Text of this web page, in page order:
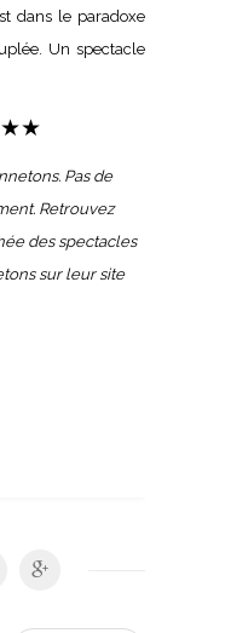
dans le paradoxe
Un spectacle
Pas de
Retrouvez
des spectacles
sur leur site